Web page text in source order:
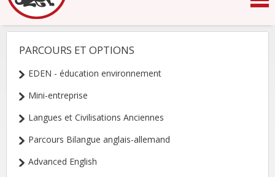
NAVIGATION
PARCOURS ET OPTIONS
EDEN - éducation environnement
Mini-entreprise
Langues et Civilisations Anciennes
Parcours Bilangue anglais-allemand
Advanced English